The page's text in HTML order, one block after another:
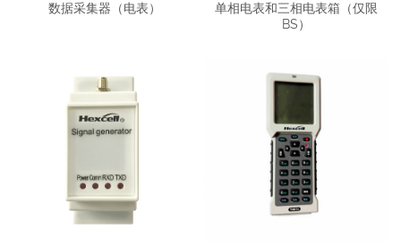
数据采集器（电表）
单相电表和三相电表箱（仅限
BS）